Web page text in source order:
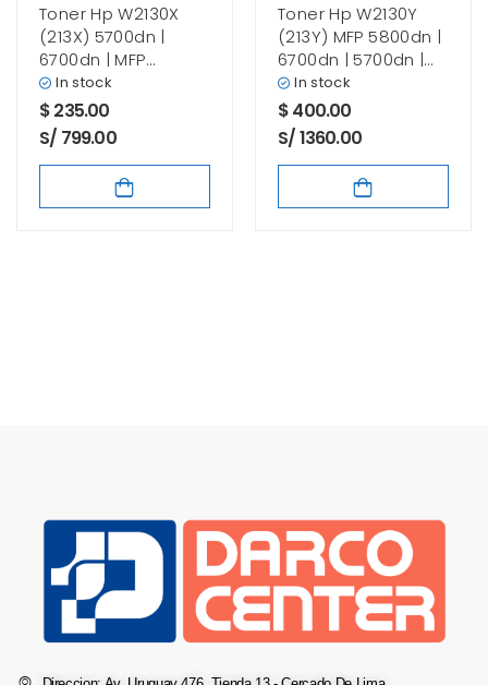
Toner Hp W2130X
(213X) 5700dn |
6700dn | MFP
5800dn | 6800dn
Black
In stock
$235.00
S/ 799.00
Toner Hp W2130Y
(213Y) MFP 5800dn |
6700dn | 5700dn |
6800dn Black
In stock
$400.00
S/ 1360.00